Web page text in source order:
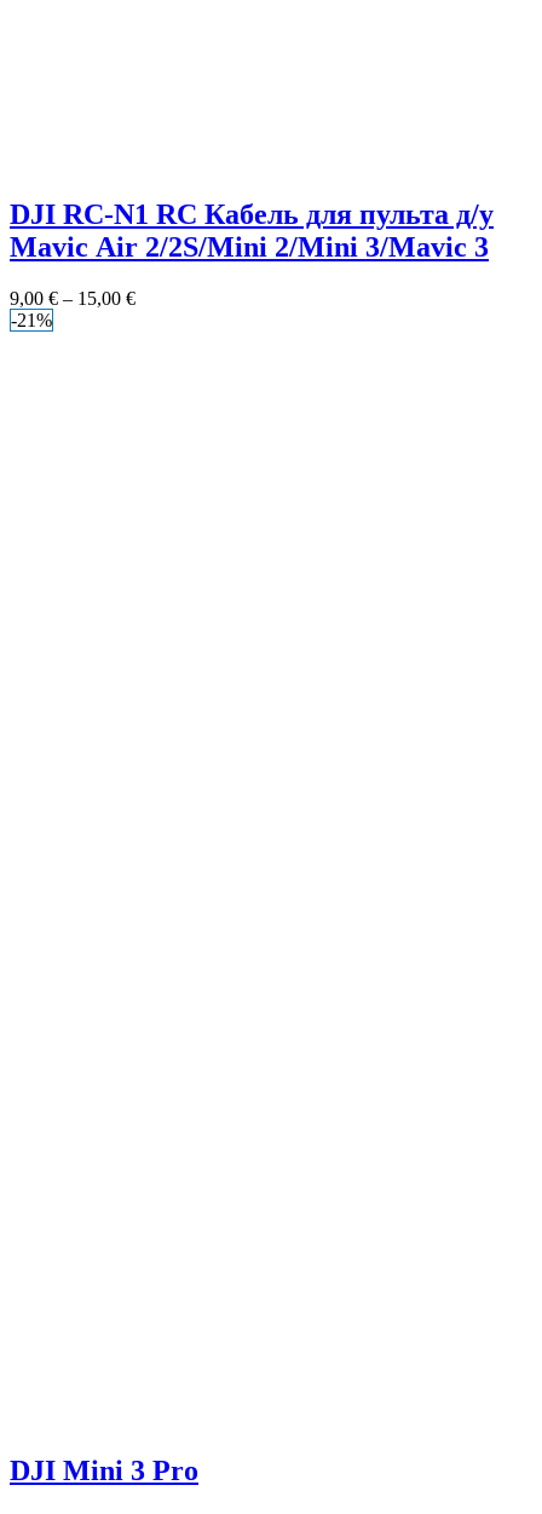
DJI RC-N1 RC Кабель для пульта д/у
Mavic Air 2/2S/Mini 2/Mini 3/Mavic 3
9,00 € – 15,00 €
-21%
DJI Mini 3 Pro